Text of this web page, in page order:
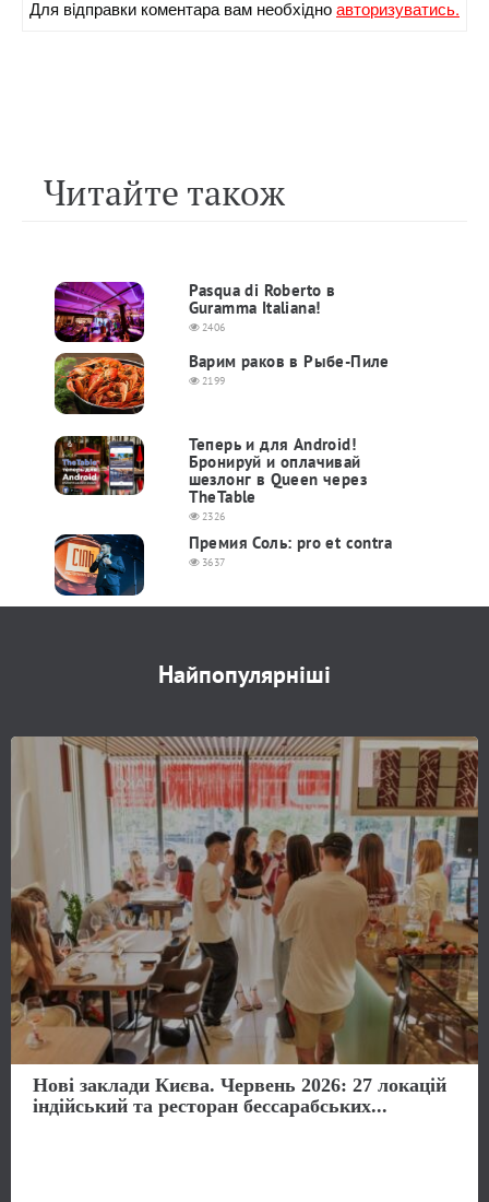
Для вiдправки коментара вам необхiдноавторизуватись.
Читайте також
Pasqua di Roberto в
Guramma Italiana!
2406
Варим раков в Рыбе-Пиле
2199
Теперь и для Android!
Бронируй и оплачивай
шезлонг в Queen через
TheTable
2326
Премия Соль: pro et contra
3637
Найпопулярніші
Нові заклади Києва. Червень 2026: 27 локацій
індійський та ресторан бессарабських...